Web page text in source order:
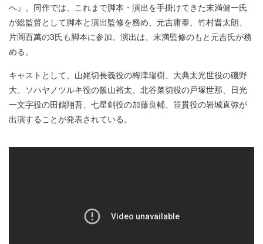
へ』。同作では、これまで脚本・演出を手掛けてきた末満健一氏
が総監督として脚本と演出監修を務め、元吉庸泰、竹村晋太朗、
片岡百萬の3氏も脚本に参加。演出は、末満監修のもと元吉氏が務
める。
キャストとして、山姥切長義役の梅津瑞樹、大典太光世役の磯野
大、ソハヤノツルキ役の飯山裕太、北谷菜切役の戸塚世那、日光
一文字役の田鶴翔吾、七星剣役の加藤良輔、笹貫役の岩城直弥が
出演することが発表されている。